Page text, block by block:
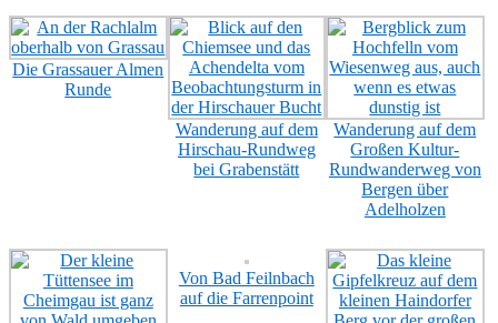
Die Grassauer Almen
Runde
Wanderung auf dem
Hirschau-Rundweg
bei Grabenstätt
Wanderung auf dem
Großen Kultur-
Rundwanderweg von
Bergen über
Adelholzen
Von Bad Feilnbach
auf die Farrenpoint